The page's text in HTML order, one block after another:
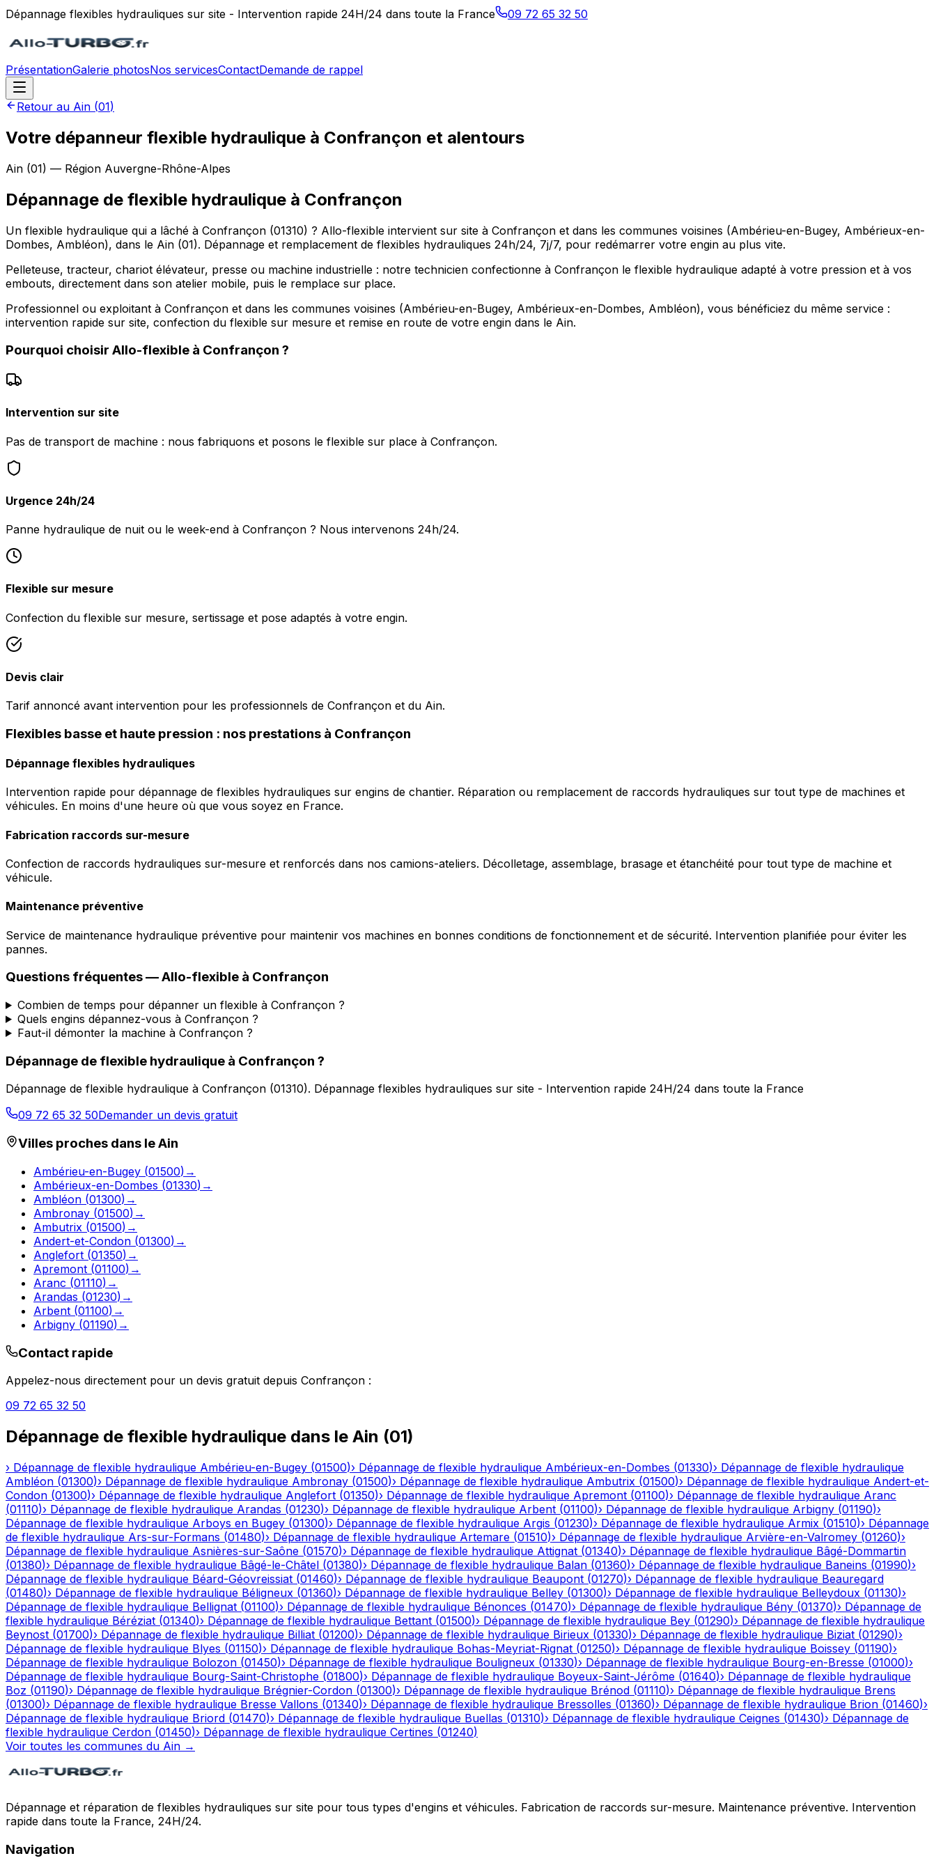
Dépannage flexibles hydrauliques sur site - Intervention rapide 24H/24 dans toute la France 09 72 65 32 50
PrésentationGalerie photosNos servicesContactDemande de rappel
Retour au Ain (01)
Votre dépanneur flexible hydraulique à Confrançon et alentours
Ain (01) — Région Auvergne-Rhône-Alpes
Dépannage de flexible hydraulique à Confrançon
Un flexible hydraulique qui a lâché à Confrançon (01310) ? Allo-flexible intervient sur site à Confrançon et dans les communes voisines (Ambérieu-en-Bugey, Ambérieux-en-
Dombes, Ambléon), dans le Ain (01). Dépannage et remplacement de flexibles hydrauliques 24h/24, 7j/7, pour redémarrer votre engin au plus vite.
Pelleteuse, tracteur, chariot élévateur, presse ou machine industrielle : notre technicien confectionne à Confrançon le flexible hydraulique adapté à votre pression et à vos
embouts, directement dans son atelier mobile, puis le remplace sur place.
Professionnel ou exploitant à Confrançon et dans les communes voisines (Ambérieu-en-Bugey, Ambérieux-en-Dombes, Ambléon), vous bénéficiez du même service :
intervention rapide sur site, confection du flexible sur mesure et remise en route de votre engin dans le Ain.
Pourquoi choisir Allo-flexible à Confrançon ?
Intervention sur site
Pas de transport de machine : nous fabriquons et posons le flexible sur place à Confrançon.
Urgence 24h/24
Panne hydraulique de nuit ou le week-end à Confrançon ? Nous intervenons 24h/24.
Flexible sur mesure
Confection du flexible sur mesure, sertissage et pose adaptés à votre engin.
Devis clair
Tarif annoncé avant intervention pour les professionnels de Confrançon et du Ain.
Flexibles basse et haute pression : nos prestations à Confrançon
Dépannage flexibles hydrauliques
Intervention rapide pour dépannage de flexibles hydrauliques sur engins de chantier. Réparation ou remplacement de raccords hydrauliques sur tout type de machines et
véhicules. En moins d'une heure où que vous soyez en France.
Fabrication raccords sur-mesure
Confection de raccords hydrauliques sur-mesure et renforcés dans nos camions-ateliers. Décolletage, assemblage, brasage et étanchéité pour tout type de machine et
véhicule.
Maintenance préventive
Service de maintenance hydraulique préventive pour maintenir vos machines en bonnes conditions de fonctionnement et de sécurité. Intervention planifiée pour éviter les
pannes.
Questions fréquentes —Allo-flexible à Confrançon
Combien de temps pour dépanner un flexible à Confrançon ?
Quels engins dépannez-vous à Confrançon ?
Faut-il démonter la machine à Confrançon ?
Dépannage de flexible hydraulique à Confrançon ?
Dépannage de flexible hydraulique à Confrançon (01310). Dépannage flexibles hydrauliques sur site - Intervention rapide 24H/24 dans toute la France
09 72 65 32 50Demander un devis gratuit
Villes proches dans leAin
Ambérieu-en-Bugey (01500) →
Ambérieux-en-Dombes (01330) →
Ambléon (01300) →
Ambronay (01500) →
Ambutrix (01500) →
Andert-et-Condon (01300) →
Anglefort (01350) →
Apremont (01100) →
Aranc (01110) →
Arandas (01230) →
Arbent (01100) →
Arbigny (01190) →
Contact rapide
Appelez-nous directement pour un devis gratuit depuis Confrançon :
09 72 65 32 50
Dépannage de flexible hydraulique dans le Ain (01)
› Dépannage de flexible hydraulique Ambérieu-en-Bugey (01500)› Dépannage de flexible hydraulique Ambérieux-en-Dombes (01330)› Dépannage de flexible hydraulique
Ambléon (01300)› Dépannage de flexible hydraulique Ambronay (01500)› Dépannage de flexible hydraulique Ambutrix (01500)› Dépannage de flexible hydraulique Andert-et-
Condon (01300)› Dépannage de flexible hydraulique Anglefort (01350)› Dépannage de flexible hydraulique Apremont (01100)› Dépannage de flexible hydraulique Aranc
(01110)› Dépannage de flexible hydraulique Arandas (01230)› Dépannage de flexible hydraulique Arbent (01100)› Dépannage de flexible hydraulique Arbigny (01190)›
Dépannage de flexible hydraulique Arboys en Bugey (01300)› Dépannage de flexible hydraulique Argis (01230)› Dépannage de flexible hydraulique Armix (01510)› Dépannage
de flexible hydraulique Ars-sur-Formans (01480)› Dépannage de flexible hydraulique Artemare (01510)› Dépannage de flexible hydraulique Arvière-en-Valromey (01260)›
Dépannage de flexible hydraulique Asnières-sur-Saône (01570)› Dépannage de flexible hydraulique Attignat (01340)› Dépannage de flexible hydraulique Bâgé-Dommartin
(01380)› Dépannage de flexible hydraulique Bâgé-le-Châtel (01380)› Dépannage de flexible hydraulique Balan (01360)› Dépannage de flexible hydraulique Baneins (01990)›
Dépannage de flexible hydraulique Béard-Géovreissiat (01460)› Dépannage de flexible hydraulique Beaupont (01270)› Dépannage de flexible hydraulique Beauregard
(01480)› Dépannage de flexible hydraulique Béligneux (01360)› Dépannage de flexible hydraulique Belley (01300)› Dépannage de flexible hydraulique Belleydoux (01130)›
Dépannage de flexible hydraulique Bellignat (01100)› Dépannage de flexible hydraulique Bénonces (01470)› Dépannage de flexible hydraulique Bény (01370)› Dépannage de
flexible hydraulique Béréziat (01340)› Dépannage de flexible hydraulique Bettant (01500)› Dépannage de flexible hydraulique Bey (01290)› Dépannage de flexible hydraulique
Beynost (01700)› Dépannage de flexible hydraulique Billiat (01200)› Dépannage de flexible hydraulique Birieux (01330)› Dépannage de flexible hydraulique Biziat (01290)›
Dépannage de flexible hydraulique Blyes (01150)› Dépannage de flexible hydraulique Bohas-Meyriat-Rignat (01250)› Dépannage de flexible hydraulique Boissey (01190)›
Dépannage de flexible hydraulique Bolozon (01450)› Dépannage de flexible hydraulique Bouligneux (01330)› Dépannage de flexible hydraulique Bourg-en-Bresse (01000)›
Dépannage de flexible hydraulique Bourg-Saint-Christophe (01800)› Dépannage de flexible hydraulique Boyeux-Saint-Jérôme (01640)› Dépannage de flexible hydraulique
Boz (01190)› Dépannage de flexible hydraulique Brégnier-Cordon (01300)› Dépannage de flexible hydraulique Brénod (01110)› Dépannage de flexible hydraulique Brens
(01300)› Dépannage de flexible hydraulique Bresse Vallons (01340)› Dépannage de flexible hydraulique Bressolles (01360)› Dépannage de flexible hydraulique Brion (01460)›
Dépannage de flexible hydraulique Briord (01470)› Dépannage de flexible hydraulique Buellas (01310)› Dépannage de flexible hydraulique Ceignes (01430)› Dépannage de
flexible hydraulique Cerdon (01450)› Dépannage de flexible hydraulique Certines (01240)
Voir toutes les communes du Ain →
Dépannage et réparation de flexibles hydrauliques sur site pour tous types d'engins et véhicules. Fabrication de raccords sur-mesure. Maintenance préventive. Intervention
rapide dans toute la France, 24H/24.
Navigation